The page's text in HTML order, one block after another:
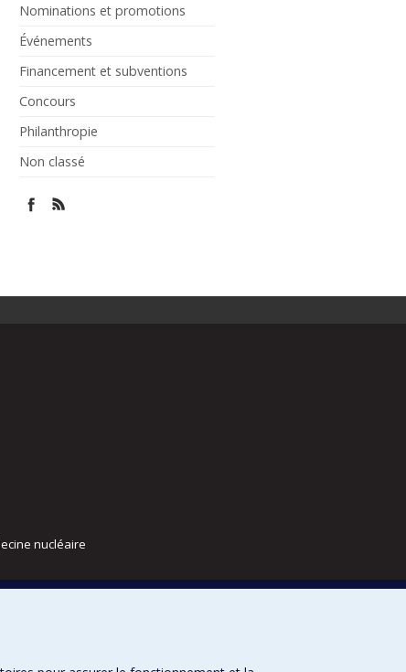
Nominations et promotions
Événements
Financement et subventions
Concours
Philanthropie
Non classé
nucléaire